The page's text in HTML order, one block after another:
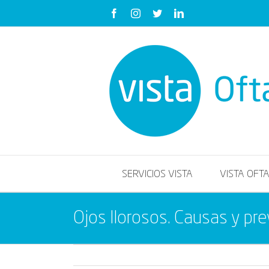
FacebookInstagram
TwitterLinkedIn
SERVICIOS VISTA VISTA
Ojos llorosos. Causas y